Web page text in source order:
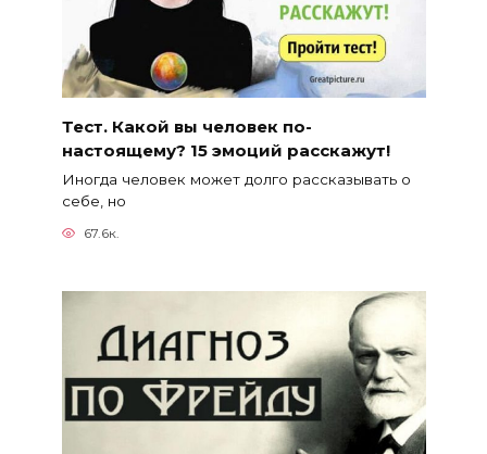
Тест. Какой вы человек по-
настоящему? 15 эмоций расскажут!
Иногда человек может долго рассказывать о
себе, но
67.6к.